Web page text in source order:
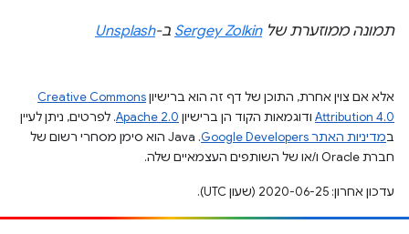
תמונה ממוזערת שלSergey Zolkin ב-Unsplash
אלא אם צוין אחרת, התוכן של דף זה הוא ברישיוןCreative Commons
Attribution 4.0 ודוגמאות הקוד הן ברישיון Apache 2.0. לפרטים, ניתן לעיין
במדיניות האתר Google Developers‏
.‏ Java הוא סימן מסחרי רשום של
חברת Oracle ו/או של השותפים העצמאיים שלה.
עדכון אחרון: 2020-06-25 (שעון UTC).